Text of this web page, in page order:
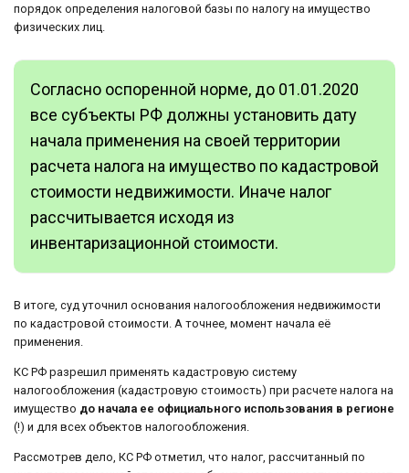
порядок определения налоговой базы по налогу на имущество
физических лиц.
Согласно оспоренной норме, до 01.01.2020
все субъекты РФ должны установить дату
начала применения на своей территории
расчета налога на имущество по кадастровой
стоимости недвижимости. Иначе налог
рассчитывается исходя из
инвентаризационной стоимости.
В итоге, суд уточнил основания налогообложения недвижимости
по кадастровой стоимости. А точнее, момент начала её
применения.
КС РФ разрешил применять кадастровую систему
налогообложения (кадастровую стоимость) при расчете налога на
имущество до начала ее официального использования в регионе
(!) и для всех объектов налогообложения.
Рассмотрев дело, КС РФ отметил, что налог, рассчитанный по